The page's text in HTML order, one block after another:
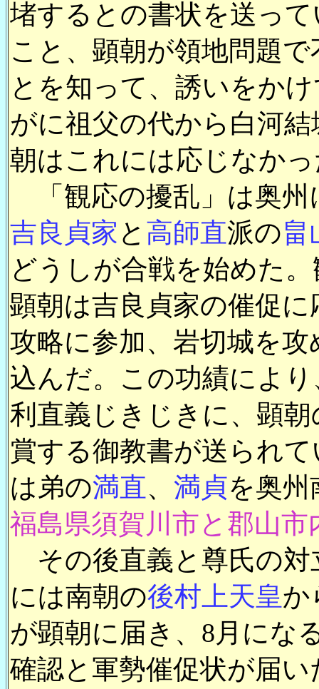
堵するとの書状を送っ
こと、顕朝が領地問題
とを知って、誘いをか
がに祖父の代から白河
朝はこれには応じなか
「観応の擾乱」は奥州
吉良貞家 と 高師直派の畠
どうしが合戦を始めた
顕朝は吉良貞家の催促
攻略に参加、岩切城を
込んだ。この功績によ
利直義じきじきに、顕朝
賞する御教書が送られ
は弟の満直、 満貞を奥州
福島県須賀川市と郡山市
その後直義と尊氏の対
には南朝の後村上天皇か
が顕朝に届き、8月にな
確認と軍勢催促状が届